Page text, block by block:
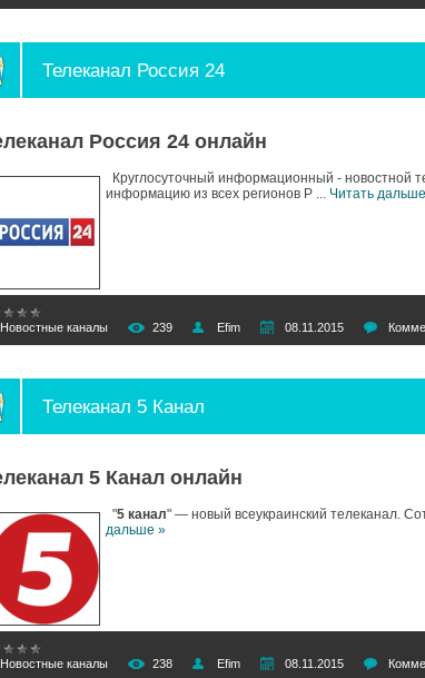
Телеканал Россия 24
Россия 24 онлайн
Круглосуточный информационный - новостной
информацию из всех регионов Р ... Читать
Новостные каналы 239 Efim 08.11.2015
Телеканал 5 Канал
5 Канал онлайн
"5 канал" — новый всеукраинский телеканал.
дальше »
Новостные каналы 238 Efim 08.11.2015